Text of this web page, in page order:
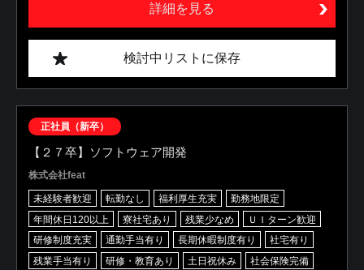
詳細を見る
検討中リストに保存
正社員（新卒）
【２７卒】ソフトウェア開発
株式会社feat
未経験者歓迎 転勤なし 福利厚生充実
勤務地限定
年間休日120以上
寮社宅あり 残業少なめ
ＵＩターン歓迎
研修制度充実
通勤手当有り 長期休暇制度有り
社宅有り
残業手当有り
研修・教育あり 土日祝休み 社会保険完備